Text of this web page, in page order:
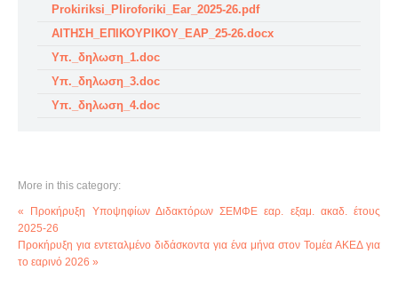
Prokiriksi_Pliroforiki_Ear_2025-26.pdf
ΑΙΤΗΣΗ_ΕΠΙΚΟΥΡΙΚΟΥ_ΕΑΡ_25-26.docx
Υπ._δηλωση_1.doc
Υπ._δηλωση_3.doc
Υπ._δηλωση_4.doc
More in this category:
« Προκήρυξη Υποψηφίων Διδακτόρων ΣΕΜΦΕ εαρ. εξαμ. ακαδ. έτους
2025-26
Προκήρυξη για εντεταλμένο διδάσκοντα για ένα μήνα στον Τομέα ΑΚΕΔ για
το εαρινό 2026 »